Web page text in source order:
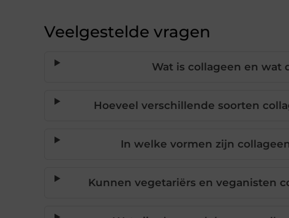
Veelgestelde vragen
Wat is collageen en wat
Hoeveel verschillende soorten
In welke vormen zijn
Kunnen vegetariërs en veganisten